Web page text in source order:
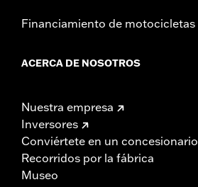
Financiamiento de motocicletas
ACERCA DE NOSOTROS
Nuestra empresa
Inversores
Conviértete en un concesionario
Recorridos por la fábrica
Museo